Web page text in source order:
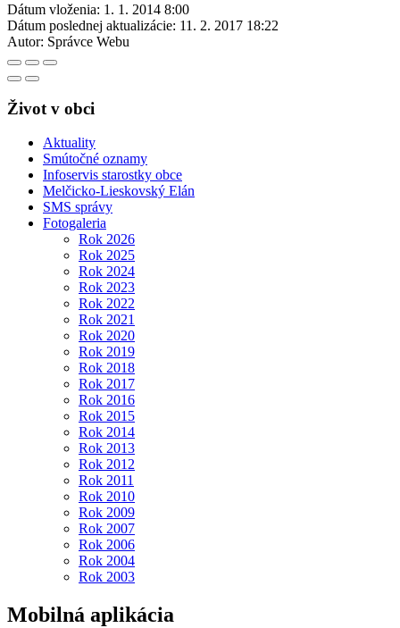
Dátum vloženia: 1. 1. 2014 8:00
Dátum poslednej aktualizácie: 11. 2. 2017 18:22
Autor: Správce Webu
Život v obci
Aktuality
Smútočné oznamy
Infoservis starostky obce
Melčicko-Lieskovský Elán
SMS správy
Fotogaleria
Rok 2026
Rok 2025
Rok 2024
Rok 2023
Rok 2022
Rok 2021
Rok 2020
Rok 2019
Rok 2018
Rok 2017
Rok 2016
Rok 2015
Rok 2014
Rok 2013
Rok 2012
Rok 2011
Rok 2010
Rok 2009
Rok 2007
Rok 2006
Rok 2004
Rok 2003
Mobilná aplikácia